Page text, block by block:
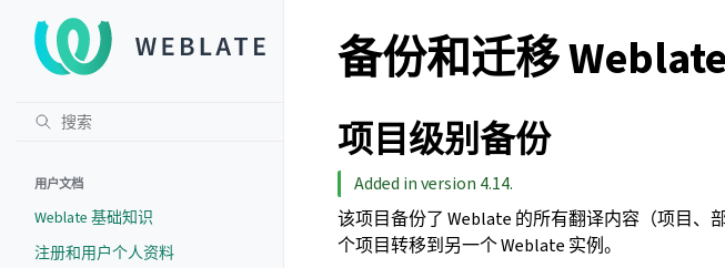
用户文档
Weblate 基础知识
注册和用户个人资料
备份和迁移 Weblate
项目级别备份
Added in version 4.14.
该项目备份了 Weblate 的所有翻译内容（项目
个项目转移到另一个 Weblate 实例。